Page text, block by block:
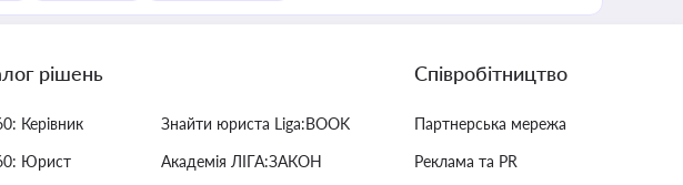
рішень
Керівник
Юрист
Знайти юриста Liga:BOOK
Академія ЛІГА:ЗАКОН
Співробітництво
Партнерська мережа
Реклама та PR